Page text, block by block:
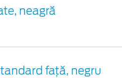
neagră
faţă, negru